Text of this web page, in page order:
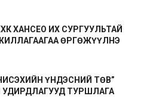
ХАНСЕО ИХ СУРГУУЛЬТАЙ
ӨРГӨЖҮҮЛНЭ
ҮНДЭСНИЙ ТӨВ”
УДИРДЛАГУУД ТУРШЛАГА